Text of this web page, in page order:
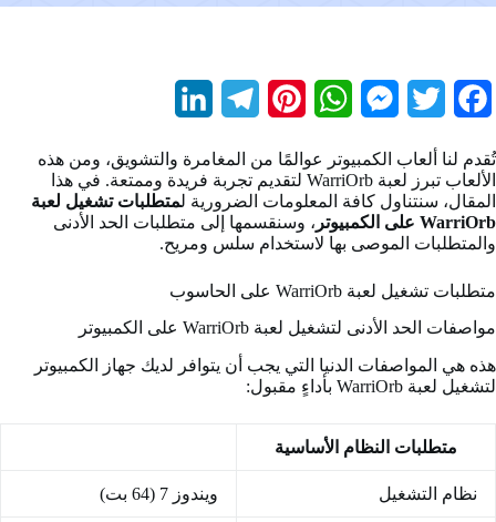
e
b
o
o
i
t
t
e
r
M
s
s
e
n
e
W
a
t
s
A
p
p
n
t
e
r
e
s
t
l
e
g
r
a
m
n
k
e
I
n
تُقدم لنا ألعاب الكمبيوتر عوالمًا من المغامرة والتشويق، ومن هذه
الألعاب تبرز لعبة WarriOrb لتقديم تجربة فريدة وممتعة. في هذا
المقال، سنتناول كافة المعلومات الضرورية لمتطلبات تشغيل لعبة
WarriOrb على الكمبيوتر
، وسنقسمها إلى متطلبات الحد الأدنى
والمتطلبات الموصى بها لاستخدام سلس ومريح.
متطلبات تشغيل لعبة WarriOrb على الحاسوب
مواصفات الحد الأدنى لتشغيل لعبة WarriOrb على الكمبيوتر
هذه هي المواصفات الدنيا التي يجب أن يتوافر لديك جهاز الكمبيوتر
لتشغيل لعبة WarriOrb بأداءٍ مقبول:
متطلبات النظام الأساسية
نظام التشغيل ويندوز 7 (64 بت)